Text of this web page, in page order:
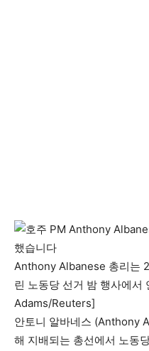
Anthony Albanese 총리는
린 노동당 선거 밤 행사에서
Adams/Reuters]
안토니 알바네스 (Anthony
해 지배되는 총선에서 노동